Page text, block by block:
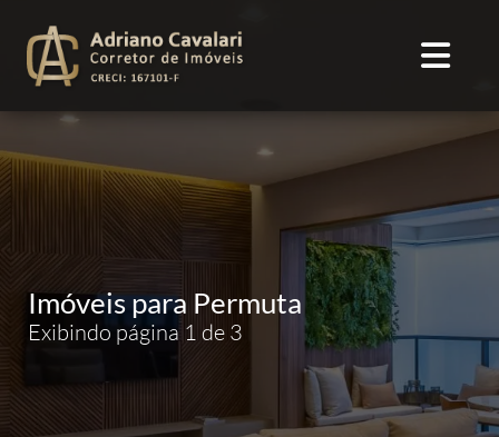
Imóveis para Permuta
Exibindo página 1 de 3